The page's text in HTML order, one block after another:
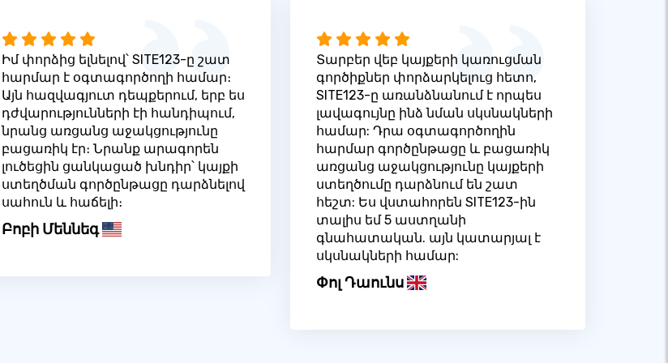
Իմ փորձից ելնելով՝ SITE123-ը շատ
հարմար է օգտագործողի համար։
Այն հազվագյուտ դեպքերում, երբ ես
դժվարությունների էի հանդիպում,
նրանց առցանց աջակցությունը
բացառիկ էր։ Նրանք արագորեն
լուծեցին ցանկացած խնդիր՝ կայքի
ստեղծման գործընթացը դարձնելով
սահուն և հաճելի։
Բոբի Մեննեգ
Տարբեր վեբ կայքերի կառուցման
գործիքներ փորձարկելուց հետո,
SITE123-ը առանձնանում է որպես
լավագույնը ինձ նման սկսնակների
համար: Դրա օգտագործողին
հարմար գործընթացը և բացառիկ
առցանց աջակցությունը կայքերի
ստեղծումը դարձնում են շատ
հեշտ: Ես վստահորեն SITE123-ին
տալիս եմ 5 աստղանի
գնահատական. այն կատարյալ է
սկսնակների համար:
Փոլ Դաունս